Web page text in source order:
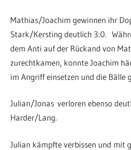
Mathias/Joachim gewinnen ihr
Stark/Kersting deutlich 3:0.
dem Anti auf der Rückand von
zurechtkamen, konnte Joachim
im Angriff einsetzen und die Bälle
Julian/Jonas verloren ebenso
Harder/Lang.
Julian kämpfte verbissen und mit